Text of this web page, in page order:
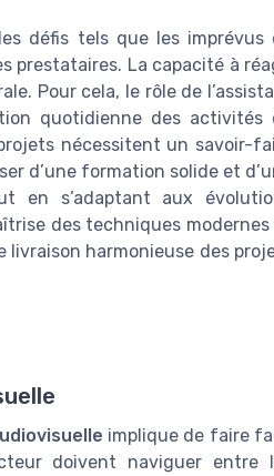
défis tels que les imprévus
prestataires. La capacité à
Pour cela, le rôle de
quotidienne des activités
nécessitent un savoir-
d’une formation solide et
en s’adaptant aux
des techniques
livraison harmonieuse des
implique de faire
doivent naviguer entre